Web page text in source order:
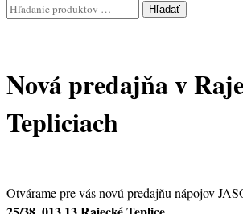
Hľadať
Nová predajňa v
Tepliciach
Otvárame pre vás novú predajňu nápojov